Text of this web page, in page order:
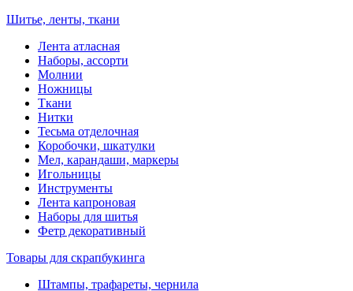
Шитье, ленты, ткани
Лента атласная
Наборы, ассорти
Молнии
Ножницы
Ткани
Нитки
Тесьма отделочная
Коробочки, шкатулки
Мел, карандаши, маркеры
Игольницы
Инструменты
Лента капроновая
Наборы для шитья
Фетр декоративный
Товары для скрапбукинга
Штампы, трафареты, чернила